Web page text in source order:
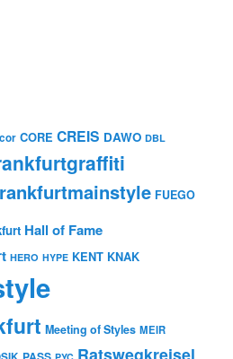
cor CORE CREIS DAWO DBL
FUEGO
Hall of Fame
HERO HYPE KENT KNAK
Meeting of Styles MEIR
Ratswegkreisel